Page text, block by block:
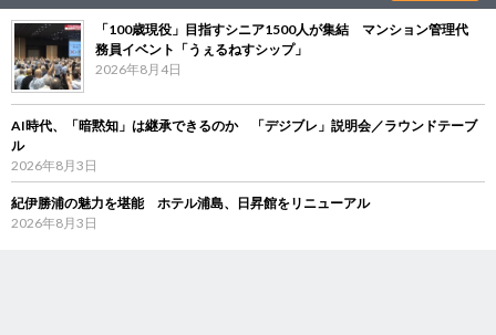
「100歳現役」目指すシニア1500人が集結 マンション管理代
務員イベント「うぇるねすシップ」
2026年8月4日
AI時代、「暗黙知」は継承できるのか 「デジブレ」説明会／ラウンドテーブ
ル
2026年8月3日
紀伊勝浦の魅力を堪能 ホテル浦島、日昇館をリニューアル
2026年8月3日